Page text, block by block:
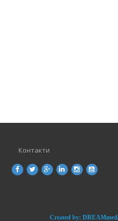
Контакти
Created by: